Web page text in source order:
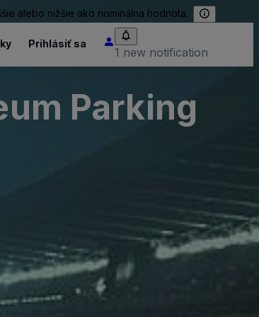
alebo nižšie ako nominálna hodnota.
Prihlásiť sa
1 new notification
Parking